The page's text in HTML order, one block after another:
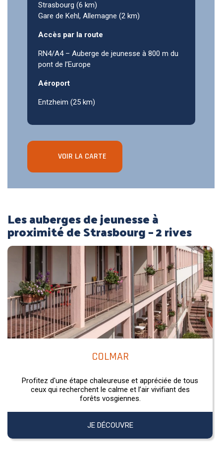
Strasbourg (6 km)
Gare de Kehl, Allemagne (2 km)
Accès par la route
RN4/A4 – Auberge de jeunesse à 800 m du
pont de l’Europe
Aéroport
Entzheim (25 km)
VOIR LA CARTE
Les auberges de jeunesse à
proximité de Strasbourg – 2 rives
COLMAR
Profitez d'une étape chaleureuse et appréciée de tous
ceux qui recherchent le calme et l’air vivifiant des
forêts vosgiennes.
JE DÉCOUVRE